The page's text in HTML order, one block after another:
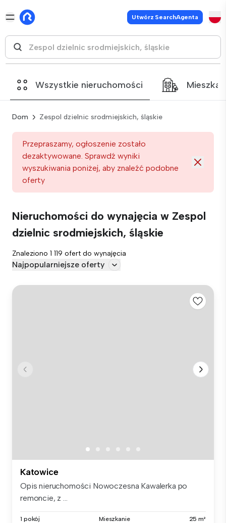
Utwórz SearchAgenta
Wszystkie nieruchomości
Dom Zespol dzielnic srodmiejskich, śląskie
Przepraszamy, ogłoszenie zostało
dezaktywowane. Sprawdź wyniki
wyszukiwania poniżej, aby znaleźć podobne
oferty
Nieruchomości do wynajęcia w Zespol
dzielnic srodmiejskich, śląskie
Znaleziono 1 119 ofert do wynajęcia
Najpopularniejsze oferty
Katowice
Opis nieruchomości Nowoczesna Kawalerka po
remoncie, z ...
1 pokój Mieszkanie 25 m²